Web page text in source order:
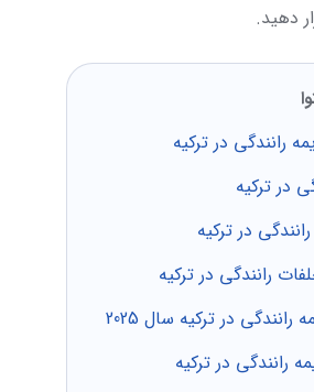
دهید.
رانندگی در ترکیه
در ترکیه
در ترکیه
رانندگی در ترکیه
در ترکیه سال 2025
رانندگی در ترکیه